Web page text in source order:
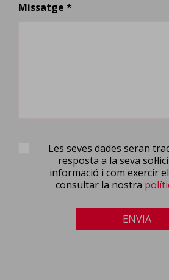
Missatge *
Les seves dades seran
resposta a la seva
informació i com exercir
consultar la nostra
ENVIA